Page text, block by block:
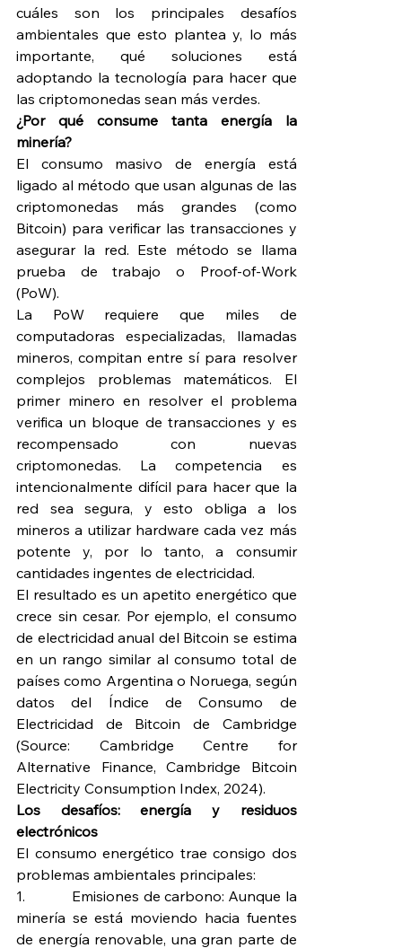
cuáles son los principales desafíos
ambientales que esto plantea y, lo más
importante, qué soluciones está
adoptando la tecnología para hacer que
las criptomonedas sean más verdes.
¿Por qué consume tanta energía la
minería?
El consumo masivo de energía está
ligado al método que usan algunas de las
criptomonedas más grandes (como
Bitcoin) para verificar las transacciones y
asegurar la red. Este método se llama
prueba de trabajo o Proof-of-Work
(PoW).
La PoW requiere que miles de
computadoras especializadas, llamadas
mineros, compitan entre sí para resolver
complejos problemas matemáticos. El
primer minero en resolver el problema
verifica un bloque de transacciones y es
recompensado con nuevas
criptomonedas. La competencia es
intencionalmente difícil para hacer que la
red sea segura, y esto obliga a los
mineros a utilizar hardware cada vez más
potente y, por lo tanto, a consumir
cantidades ingentes de electricidad.
El resultado es un apetito energético que
crece sin cesar. Por ejemplo, el consumo
de electricidad anual del Bitcoin se estima
en un rango similar al consumo total de
países como Argentina o Noruega, según
datos del Índice de Consumo de
Electricidad de Bitcoin de Cambridge
(Source: Cambridge Centre for
Alternative Finance, Cambridge Bitcoin
Electricity Consumption Index, 2024).
Los desafíos: energía y residuos
electrónicos
El consumo energético trae consigo dos
problemas ambientales principales:
1.            Emisiones de carbono: Aunque la
minería se está moviendo hacia fuentes
de energía renovable, una gran parte de